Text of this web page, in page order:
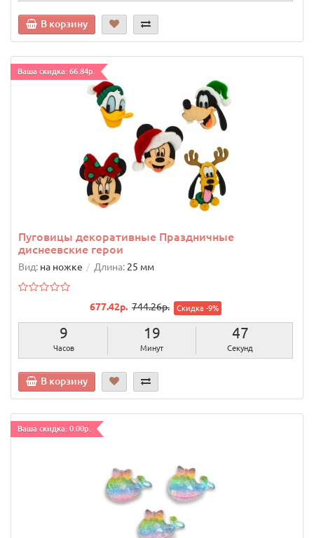
В корзину
Ваша скидка: 66.84р.
Пуговицы декоративные Праздничные
диснеевские герои
Вид: на ножке Длина: 25 мм
677.42р. 744.26р. Скидка -9%
9
Часов
19
Минут
46
Секунд
В корзину
Ваша скидка: 0.00р.